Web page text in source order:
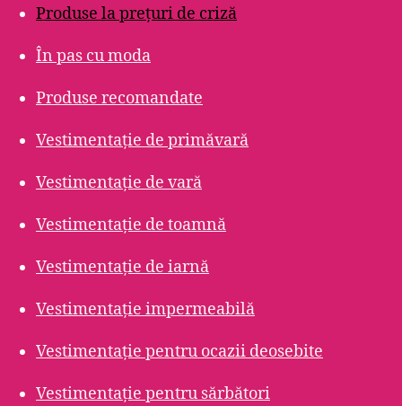
Produse la prețuri de criză
În pas cu moda
Produse recomandate
Vestimentație de primăvară
Vestimentație de vară
Vestimentație de toamnă
Vestimentație de iarnă
Vestimentație impermeabilă
Vestimentație pentru ocazii deosebite
Vestimentație pentru sărbători